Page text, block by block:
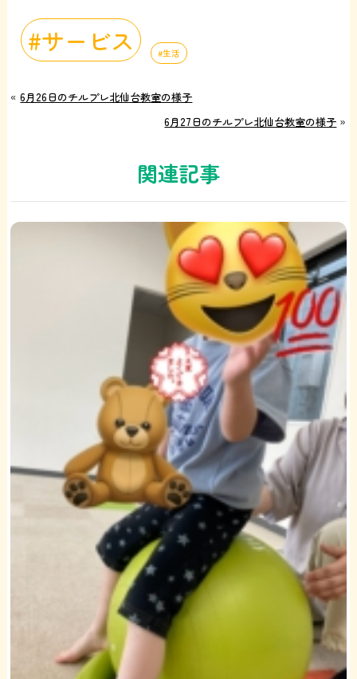
サービス 生活
«6月26日のチルプレ北仙台教室の様子
6月27日のチルプレ北仙台教室の様子 »
関連記事